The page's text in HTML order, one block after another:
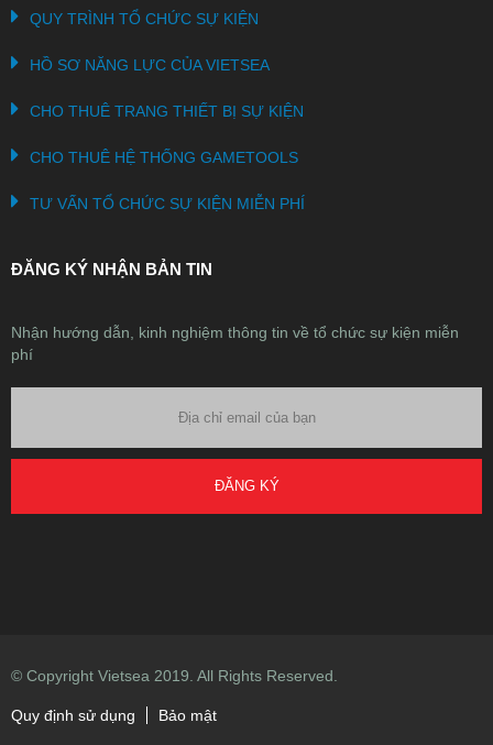
QUY TRÌNH TỔ CHỨC SỰ KIỆN
HỒ SƠ NĂNG LỰC CỦA VIETSEA
CHO THUÊ TRANG THIẾT BỊ SỰ KIỆN
CHO THUÊ HỆ THỐNG GAMETOOLS
TƯ VẤN TỔ CHỨC SỰ KIỆN MIỄN PHÍ
ĐĂNG KÝ NHẬN BẢN TIN
Nhận hướng dẫn, kinh nghiệm thông tin về tổ chức sự kiện miễn
phí
ĐĂNG KÝ
© Copyright Vietsea 2019. All Rights Reserved.
Quy định sử dụng Bảo mật